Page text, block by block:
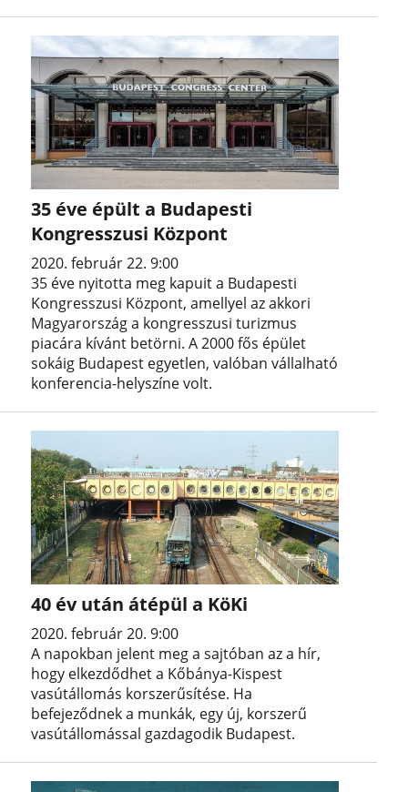
35 éve épült a Budapesti
Kongresszusi Központ
2020. február 22. 9:00
35 éve nyitotta meg kapuit a Budapesti
Kongresszusi Központ, amellyel az akkori
Magyarország a kongresszusi turizmus
piacára kívánt betörni. A 2000 fős épület
sokáig Budapest egyetlen, valóban vállalható
konferencia-helyszíne volt.
40 év után átépül a KöKi
2020. február 20. 9:00
A napokban jelent meg a sajtóban az a hír,
hogy elkezdődhet a Kőbánya-Kispest
vasútállomás korszerűsítése. Ha
befejeződnek a munkák, egy új, korszerű
vasútállomással gazdagodik Budapest.